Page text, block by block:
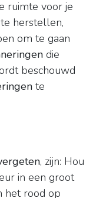
ruimte voor je
te herstellen,
om te gaan
die
beschouwd
te
, zijn: Hou
in een groot
het rood op